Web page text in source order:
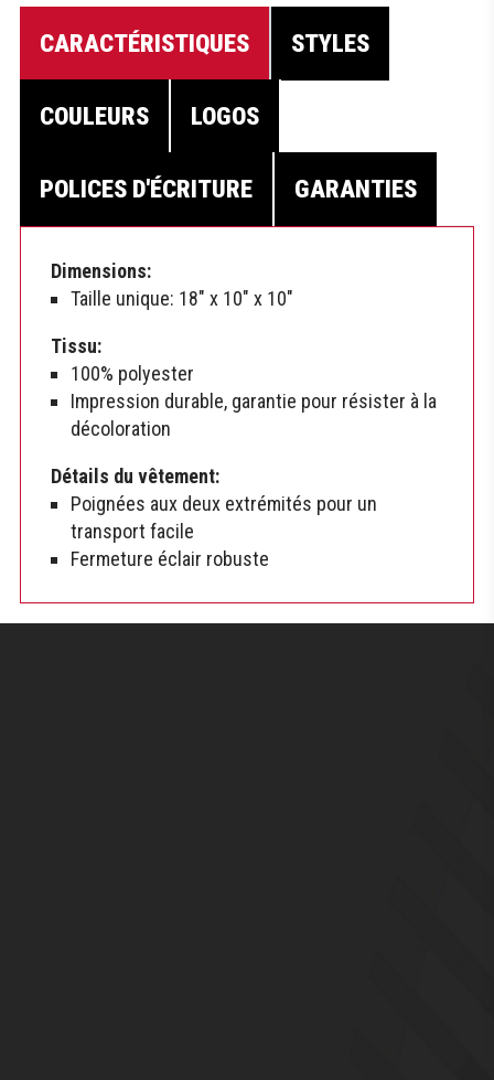
CARACTÉRISTIQUES STYLES
COULEURS LOGOS
POLICES D'ÉCRITURE GARANTIES
Dimensions:
Taille unique: 18″ x 10″ x 10″
Tissu:
100% polyester
Impression durable, garantie pour résister à la
décoloration
Détails du vêtement:
Poignées aux deux extrémités pour un
transport facile
Fermeture éclair robuste